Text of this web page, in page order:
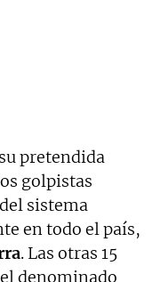
pretendida
golpistas
sistema
en todo el país,
. Las otras 15
denominado